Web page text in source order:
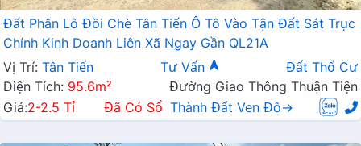
Đất Phân Lô Đồi Chè Tân Tiến Ô Tô Vào Tận Đất Sát Trục
Chính Kinh Doanh Liên Xã Ngay Gần QL21A
Vị Trí: Tân Tiến Tư Vấn
Đất Thổ Cư
Diện Tích: 95.6m²
Đường Giao Thông Thuận Tiện
Giá:2-2.5 Tỉ Đã Có Sổ Thành Đất Ven Đô→